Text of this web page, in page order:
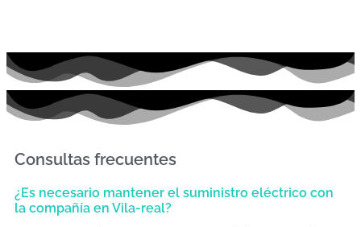
Consultas frecuentes
¿Es necesario mantener el suministro eléctrico con
la compañía en Vila-real?